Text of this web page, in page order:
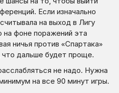
Если изначально
на выход в Лигу
на фоне поражений эта
ничья против «Спартака»
что дальше будет проще.
не надо. Нужна
на все 90 минут игры.